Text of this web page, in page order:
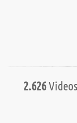
2.626